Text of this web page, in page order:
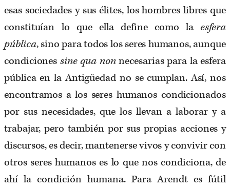
esas sociedades y sus élites, los hombres libres que
constituían lo que ella define como laesfera
pública, sino para todos los seres humanos, aunque
condiciones sine qua nonnecesarias para la esfera
pública en la Antigüedad no se cumplan. Así, nos
encontramos a los seres humanos condicionados
por sus necesidades, que los llevan a laborar y a
trabajar, pero también por sus propias acciones y
discursos, es decir, mantenerse vivos y convivir con
otros seres humanos es lo que nos condiciona, de
ahí la condición humana. Para Arendt es fútil